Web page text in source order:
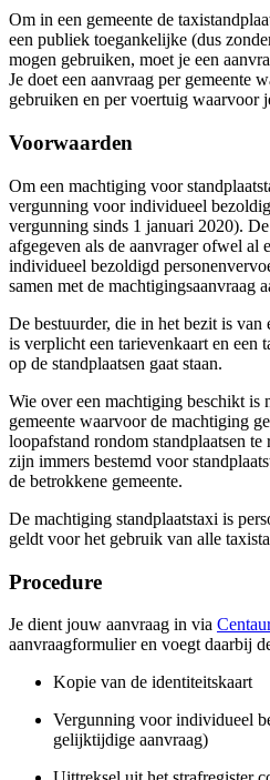
Om in een gemeente de
een publiek toegankelijke (dus
mogen gebruiken, moet je een
Je doet een aanvraag per gemeente
gebruiken en per voertuig waarvoor
Voorwaarden
Om een machtiging voor
vergunning voor individueel
vergunning sinds 1 januari 2020).
afgegeven als de aanvrager ofwel al
individueel bezoldigd
samen met de machtigingsaanvraag
De bestuurder, die in het bezit is van
is verplicht een tarievenkaart en een
op de standplaatsen gaat staan.
Wie over een machtiging beschikt is
gemeente waarvoor de machtiging
loopafstand rondom standplaatsen te
zijn immers bestemd voor
de betrokkene gemeente.
De machtiging standplaatstaxi is
geldt voor het gebruik van alle
Procedure
Je dient jouw aanvraag in via
aanvraagformulier en voegt daarbij
Kopie van de identiteitskaart
Vergunning voor individueel
gelijktijdige aanvraag)